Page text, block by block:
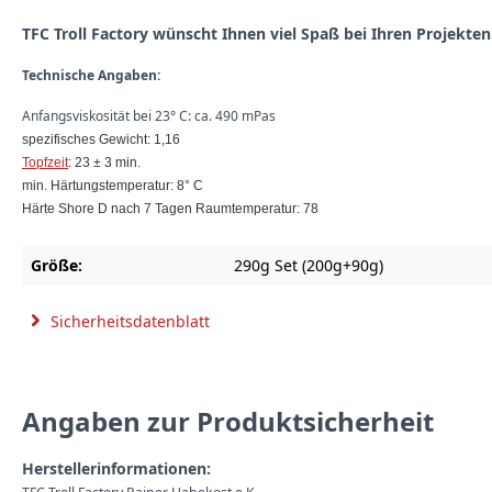
TFC Troll Factory wünscht Ihnen viel Spaß bei Ihren
Technische Angaben:
Anfangsviskosität bei 23° C: ca. 490 mPas
spezifisches Gewicht: 1,16
Topfzeit: 23 ± 3 min.
min. Härtungstemperatur: 8° C
Härte Shore D nach 7 Tagen Raumtemperatur: 78
Größe: 290g Set (200g+90g)
Sicherheitsdatenblatt
Angaben zur Produktsicherheit
Herstellerinformationen: